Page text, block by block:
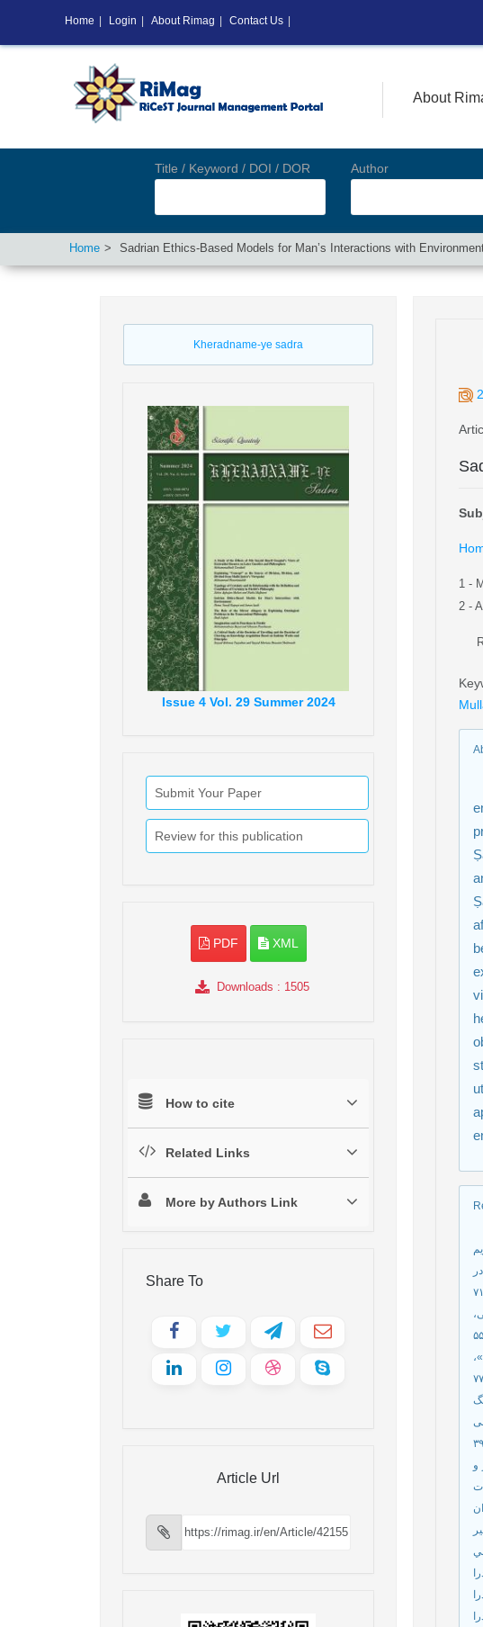
About
Title / Keyword / DOI / DOR Author
Home Sadrian Ethics-Based Models for Man’s Interactions with
Kheradname-ye sadra
Issue4 Vol. 29 Summer 2024
Submit Your Paper
Review for this publication
PDF XML
Downloads : 1505
How to cite
Related Links
More by Authors Link
Share To
Article Url
1 -
2 -
و
Home Login About Rimag Contact Us